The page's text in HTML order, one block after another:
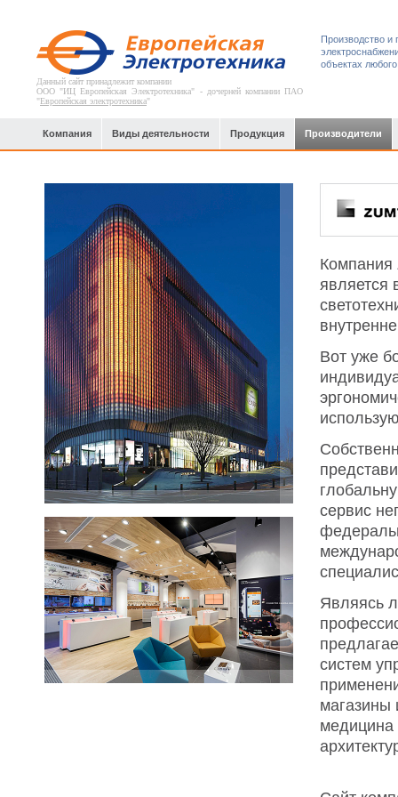
Данный сайт принадлежит компании
ООО "ИЦ Европейская Электротехника" - дочерней компании ПАО
"Европейская электротехника"
Производство и
объектах
Компания Виды деятельности Продукция Производители
Компания
является
Вот уже
сервис
Являясь
систем
магазины
медицина